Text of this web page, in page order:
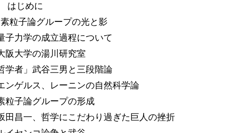
はじめに
粒子論グループの光と影
力学の成立過程について
大学の湯川研究室
学者」武谷三男と三段階論
ゲルス、レーニンの自然科学論
子論グループの形成
昌一、哲学にこだわり過ぎた巨人の挫折